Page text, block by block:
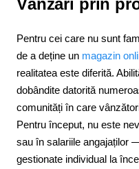
Pentru cei care nu sunt
de a deține un magazin
realitatea este diferită.
dobândite datorită
comunități în care
Pentru început, nu este
sau în salariile angajaților
gestionate individual la